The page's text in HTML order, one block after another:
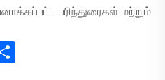
பரிந்துரைகள் மற்றும்